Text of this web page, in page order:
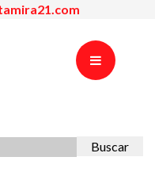
Buscar